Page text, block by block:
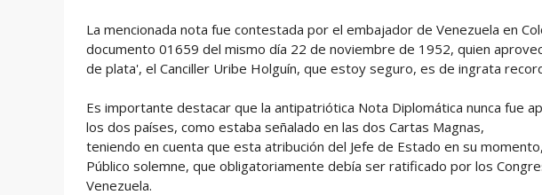
La mencionada nota fue contestada por el embajador de Venezuela en
documento 01659 del mismo día 22 de noviembre de 1952, quien
de plata', el Canciller Uribe Holguín, que estoy seguro, es de ingrata
Es importante destacar que la antipatriótica Nota Diplomática nunca fue
los dos países, como estaba señalado en las dos Cartas Magnas,
teniendo en cuenta que esta atribución del Jefe de Estado en su
Público solemne, que obligatoriamente debía ser ratificado por los
Venezuela.